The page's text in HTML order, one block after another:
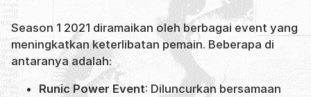
Season 1 2021 diramaikan oleh berbagai event yang
meningkatkan keterlibatan pemain. Beberapa di
antaranya adalah:
Runic Power Event: Diluncurkan bersamaan